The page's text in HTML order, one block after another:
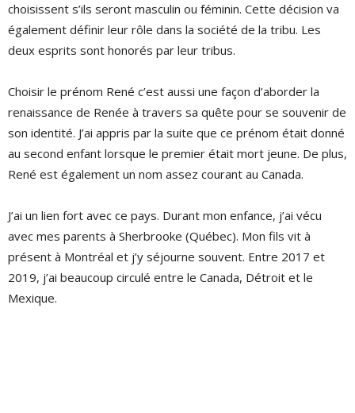
choisissent s’ils seront masculin ou féminin. Cette décision va
également définir leur rôle dans la société de la tribu. Les
deux esprits sont honorés par leur tribus.
Choisir le prénom René c’est aussi une façon d’aborder la
renaissance de Renée à travers sa quête pour se souvenir de
son identité. J’ai appris par la suite que ce prénom était donné
au second enfant lorsque le premier était mort jeune. De plus,
René est également un nom assez courant au Canada.
J’ai un lien fort avec ce pays. Durant mon enfance, j’ai vécu
avec mes parents à Sherbrooke (Québec). Mon fils vit à
présent à Montréal et j’y séjourne souvent. Entre 2017 et
2019, j’ai beaucoup circulé entre le Canada, Détroit et le
Mexique.